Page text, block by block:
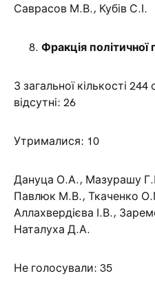
Саврасов М.В., Кубів С.І.
Фракція
З загальної кількості
відсутні: 26
Утрималися: 10
Дануца О.А., Мазурашу
Павлюк М.В., Ткаченко
Аллахвердієва І.В.,
Наталуха Д.А.
Не голосували: 35